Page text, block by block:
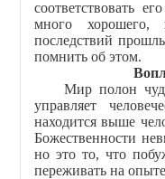
соответствовать
много
последствий
помнить об этом.
Мир полон
управляет
находится выше
Божественности
но это то, что
переживать на